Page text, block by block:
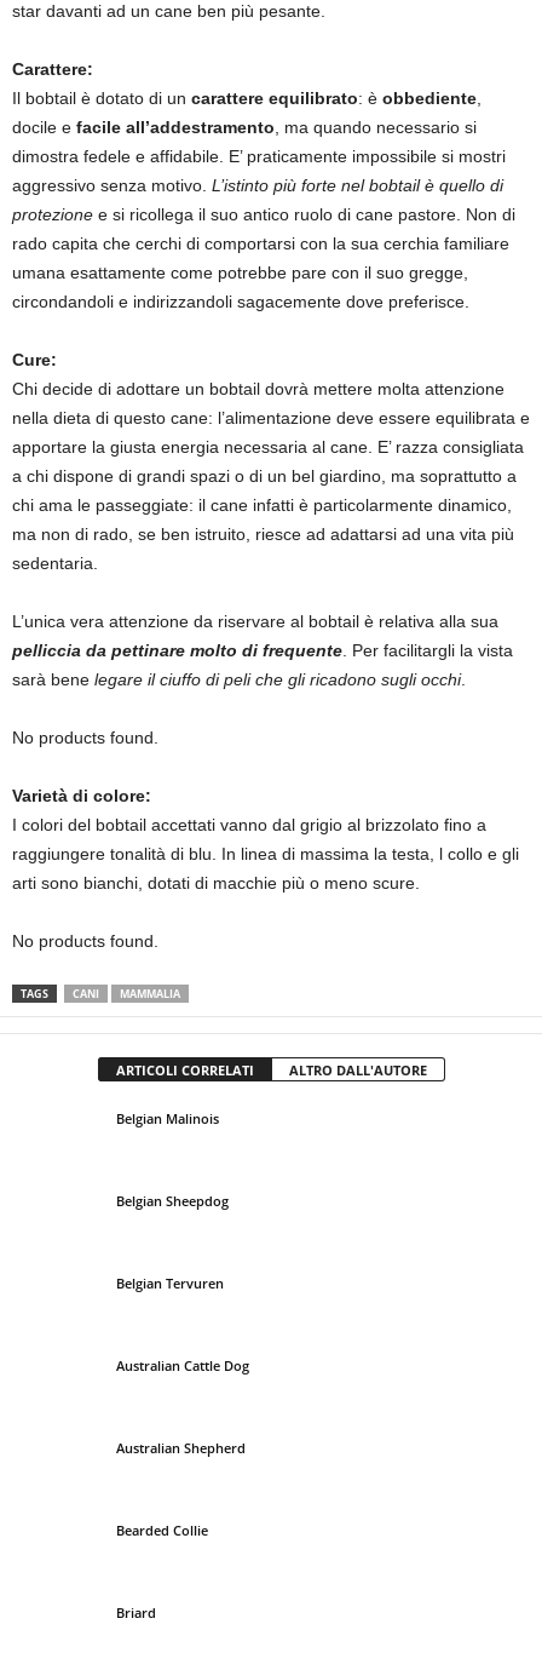
star davanti ad un cane ben più pesante.
Carattere:
Il bobtail è dotato di un carattere equilibrato: è obbediente
docile e facile all’addestramento , ma quando necessario si
dimostra fedele e affidabile. E’ praticamente impossibile si mostri
aggressivo senza motivo. L’istinto più forte nel bobtail è quello di
protezione e si ricollega il suo antico ruolo di cane pastore. Non di
rado capita che cerchi di comportarsi con la sua cerchia familiare
umana esattamente come potrebbe pare con il suo gregge,
circondandoli e indirizzandoli sagacemente dove preferisce.
Cure:
Chi decide di adottare un bobtail dovrà mettere molta attenzione
nella dieta di questo cane: l’alimentazione deve essere equilibrata e
apportare la giusta energia necessaria al cane. E’ razza consigliata
a chi dispone di grandi spazi o di un bel giardino, ma soprattutto a
chi ama le passeggiate: il cane infatti è particolarmente dinamico,
ma non di rado, se ben istruito, riesce ad adattarsi ad una vita più
sedentaria.
L’unica vera attenzione da riservare al bobtail è relativa alla sua
pelliccia da pettinare molto di frequente . Per facilitargli la vista
sarà bene legare il ciuffo di peli che gli ricadono sugli occhi.
No products found.
Varietà di colore:
I colori del bobtail accettati vanno dal grigio al brizzolato fino a
raggiungere tonalità di blu. In linea di massima la testa, l collo e gli
arti sono bianchi, dotati di macchie più o meno scure.
No products found.
TAGS CANI MAMMALIA
ARTICOLI CORRELATI ALTRO DALL'AUTORE
Belgian Malinois
Belgian Sheepdog
Belgian Tervuren
Australian Cattle Dog
Australian Shepherd
Bearded Collie
Briard